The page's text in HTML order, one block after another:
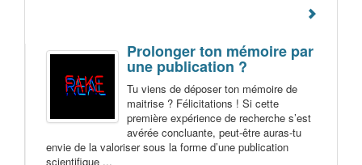
Prolonger ton mémoire par
une publication ?
Tu viens de déposer ton mémoire de
maitrise ? Félicitations ! Si cette
première expérience de recherche s’est
avérée concluante, peut-être auras-tu
envie de la valoriser sous la forme d’une publication
scientifique ...